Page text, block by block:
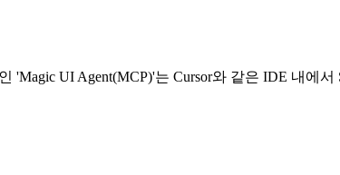
UI Agent(MCP)'는 Cursor와 같은 IDE 내에